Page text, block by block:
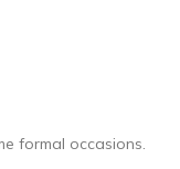
formal occasions.